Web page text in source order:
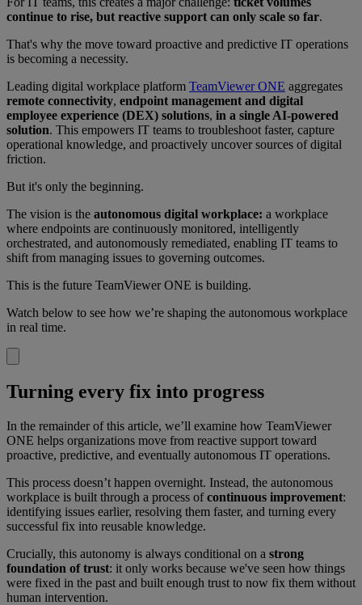
continue to rise, but reactive support can only scale so far.
That's why the move toward proactive and predictive IT operations
is becoming a necessity.
Leading digital workplace platform TeamViewer ONE aggregates
remote connectivity, endpoint management and digital
employee experience (DEX) solutions, in a single AI-powered
solution. This empowers IT teams to troubleshoot faster, capture
operational knowledge, and proactively uncover sources of digital
friction.
But it's only the beginning.
The vision is the autonomous digital workplace: a workplace
where endpoints are continuously monitored, intelligently
orchestrated, and autonomously remediated, enabling IT teams to
shift from managing issues to governing outcomes.
This is the future TeamViewer ONE is building.
Watch below to see how we’re shaping the autonomous workplace
in real time.
Turning every fix into progress
In the remainder of this article, we’ll examine how TeamViewer
ONE helps organizations move from reactive support toward
proactive, predictive, and eventually autonomous IT operations.
This process doesn’t happen overnight. Instead, the autonomous
workplace is built through a process ofcontinuous improvement:
identifying issues earlier, resolving them faster, and turning every
successful fix into reusable knowledge.
Crucially, this autonomy is always conditional on a strong
foundation of trust: it only works because we've seen how things
were fixed in the past and built enough trust to now fix them without
human intervention.